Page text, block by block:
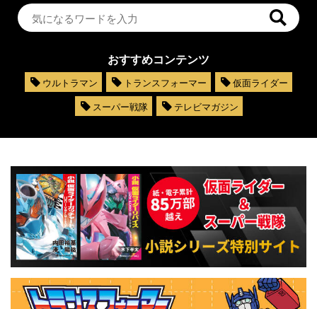
おすすめコンテンツ
ウルトラマン トランスフォーマー
仮面ライダー
スーパー戦隊
テレビマガジン